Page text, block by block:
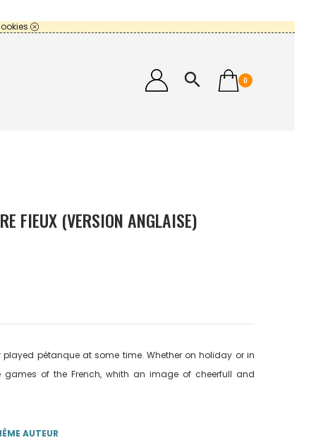
0
search
FIEUX (VERSION ANGLAISE)
pétanque at some time. Whether on holiday or in
games of the French, whith an image of cheerfull and
AUTEUR